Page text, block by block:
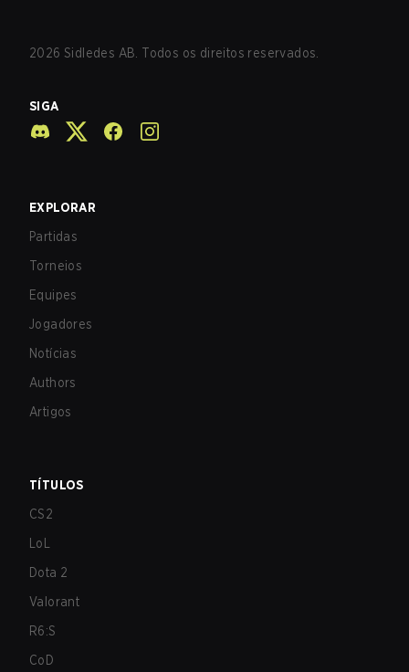
2026 Sidledes AB. Todos os direitos reservados.
SIGA
EXPLORAR
Partidas
Torneios
Equipes
Jogadores
Notícias
Authors
Artigos
TÍTULOS
CS2
LoL
Dota 2
Valorant
R6:S
CoD